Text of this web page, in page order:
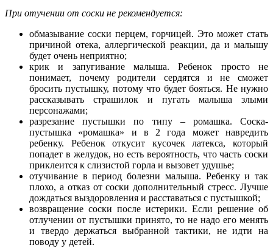
При отучении от соски не рекомендуется:
обмазывание соски перцем, горчицей. Это может стать
причиной отека, аллергической реакции, да и малышу
будет очень неприятно;
крик и запугивание малыша. Ребенок просто не
понимает, почему родители сердятся и не сможет
бросить пустышку, потому что будет бояться. Не нужно
рассказывать страшилок и пугать малыша злыми
персонажами;
разрезание пустышки по типу – ромашка. Соска-
пустышка «ромашка» и в 2 года может навредить
ребенку. Ребенок откусит кусочек латекса, который
попадет в желудок, но есть вероятность, что часть соски
приклеится к слизистой горла и вызовет удушье;
отучивание в период болезни малыша. Ребенку и так
плохо, а отказ от соски дополнительный стресс. Лучше
дождаться выздоровления и расставаться с пустышкой;
возвращение соски после истерики. Если решение об
отлучении от пустышки принято, то не надо его менять
и твердо держаться выбранной тактики, не идти на
поводу у детей.